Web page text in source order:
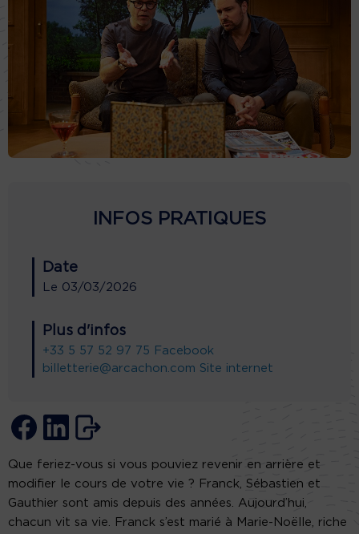
INFOS PRATIQUES
Date
Le 03/03/2026
Plus d'infos
+33 5 57 52 97 75 Facebook
billetterie@arcachon.com Site internet
Que feriez-vous si vous pouviez revenir en arrière et
modifier le cours de votre vie ? Franck, Sébastien et
Gauthier sont amis depuis des années. Aujourd’hui,
chacun vit sa vie. Franck s’est marié à Marie-Noëlle, riche